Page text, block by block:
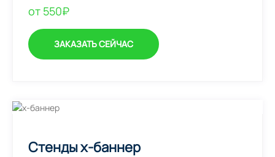
от 550₽
ЗАКАЗАТЬ СЕЙЧАС
Стенды х-баннер